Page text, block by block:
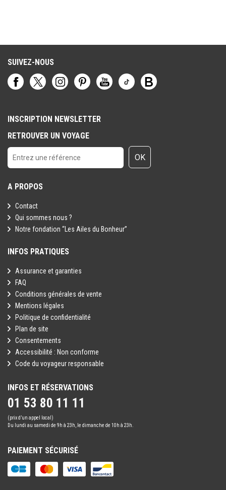
SUIVEZ-NOUS
INSCRIPTION NEWSLETTER
RETROUVER UN VOYAGE
OK
A PROPOS
Contact
Qui sommes nous ?
Notre fondation “Les Ailes du Bonheur”
INFOS PRATIQUES
Assurance et garanties
FAQ
Conditions générales de vente
Mentions légales
Politique de confidentialité
Plan de site
Consentements
Accessibilité : Non conforme
Code du voyageur responsable
INFOS ET RÉSERVATIONS
01 53 80 11 11
(prix d’un appel local)
Du lundi au samedi de 9h à 23h, le dimanche de 10h à 23h.
PAIEMENT SÉCURISÉ